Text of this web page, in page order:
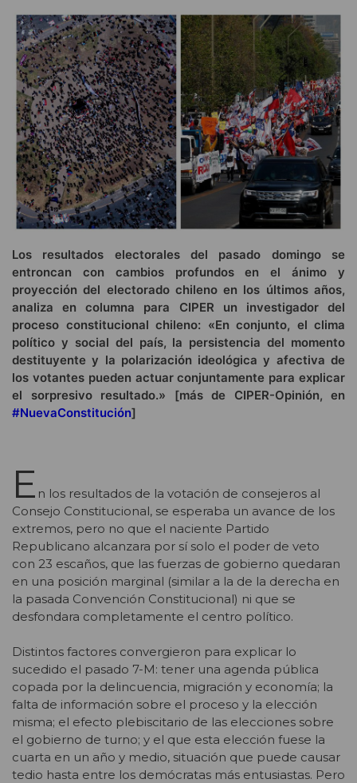
Los resultados electorales del pasado domingo se
entroncan con cambios profundos en el ánimo y
proyección del electorado chileno en los últimos años,
analiza en columna para CIPER un investigador del
proceso constitucional chileno: «En conjunto, el clima
político y social del país, la persistencia del momento
destituyente y la polarización ideológica y afectiva de
los votantes pueden actuar conjuntamente para explicar
el sorpresivo resultado.» [más de CIPER-Opinión, en
#NuevaConstitución]
E n los resultados de la votación de consejeros al
Consejo Constitucional, se esperaba un avance de los
extremos, pero no que el naciente Partido
Republicano alcanzara por sí solo el poder de veto
con 23 escaños, que las fuerzas de gobierno quedaran
en una posición marginal (similar a la de la derecha en
la pasada Convención Constitucional) ni que se
desfondara completamente el centro político.
Distintos factores convergieron para explicar lo
sucedido el pasado 7-M: tener una agenda pública
copada por la delincuencia, migración y economía; la
falta de información sobre el proceso y la elección
misma; el efecto plebiscitario de las elecciones sobre
el gobierno de turno; y el que esta elección fuese la
cuarta en un año y medio, situación que puede causar
tedio hasta entre los demócratas más entusiastas. Pero